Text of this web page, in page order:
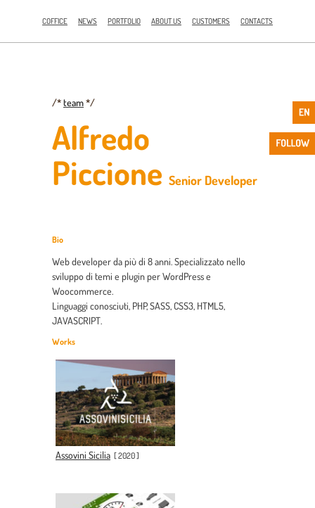
COFFICE NEWS PORTFOLIO ABOUT US CUSTOMERS CONTACTS
/*team*/
Alfredo
Piccione Senior Developer
Bio
Web developer da più di 8 anni. Specializzato nello
sviluppo di temi e plugin per WordPress e
Woocommerce.
Linguaggi conosciuti, PHP, SASS, CSS3, HTML5,
JAVASCRIPT.
Works
Assovini Sicilia [2020]